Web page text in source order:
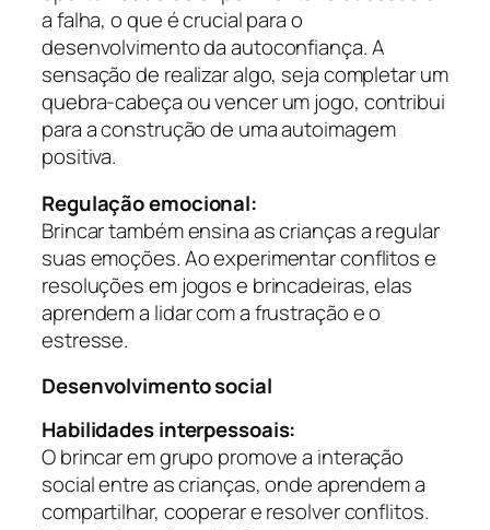
a falha, o que é crucial para o
desenvolvimento da autoconfiança. A
sensação de realizar algo, seja completar um
quebra-cabeça ou vencer um jogo, contribui
para a construção de uma autoimagem
positiva.
Regulação emocional:
Brincar também ensina as crianças a regular
suas emoções. Ao experimentar conflitos e
resoluções em jogos e brincadeiras, elas
aprendem a lidar com a frustração e o
estresse.
Desenvolvimento social
Habilidades interpessoais:
O brincar em grupo promove a interação
social entre as crianças, onde aprendem a
compartilhar, cooperar e resolver conflitos.